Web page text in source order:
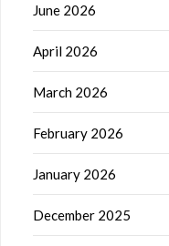
June 2026
April 2026
March 2026
February 2026
January 2026
December 2025